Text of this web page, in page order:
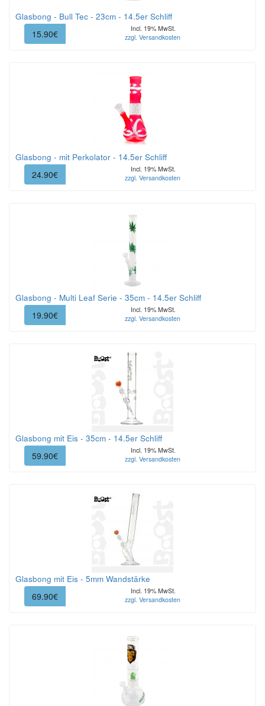
Glasbong - Bull Tec - 23cm - 14.5er Schliff
15.90€
Incl. 19% MwSt.
zzgl. Versandkosten
Glasbong - mit Perkolator - 14.5er Schliff
24.90€
Incl. 19% MwSt.
zzgl. Versandkosten
Glasbong - Multi Leaf Serie - 35cm - 14.5er Schliff
19.90€
Incl. 19% MwSt.
zzgl. Versandkosten
Glasbong mit Eis - 35cm - 14.5er Schliff
59.90€
Incl. 19% MwSt.
zzgl. Versandkosten
Glasbong mit Eis - 5mm Wandstärke
69.90€
Incl. 19% MwSt.
zzgl. Versandkosten